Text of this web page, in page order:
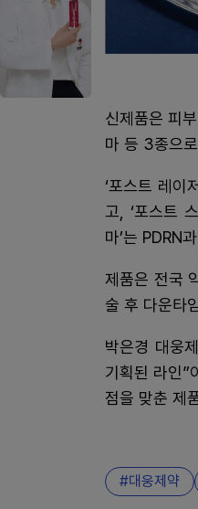
신제품은 피
마 등 3종으
‘포스트 레이
고, ‘포스트
마’는 PDRN
제품은 전국
술 후 다운타
박은경 대웅
기획된 라인”
점을 맞춘 제
대웅제약